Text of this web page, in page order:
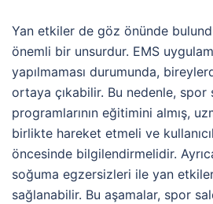
Yan etkiler de göz önünde
önemli bir unsurdur. EMS
yapılmaması durumunda,
ortaya çıkabilir. Bu nedenle, spor
programlarının eğitimini almış,
birlikte hareket etmeli ve
öncesinde bilgilendirmelidir.
soğuma egzersizleri ile yan
sağlanabilir. Bu aşamalar, spor